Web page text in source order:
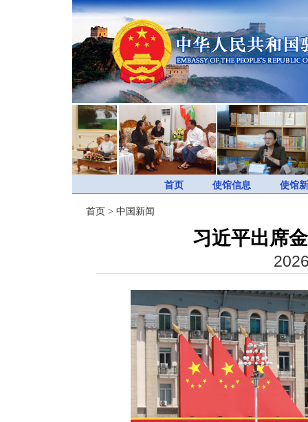
首页 使馆信息 使馆
首页 > 中国新闻
习近平出席